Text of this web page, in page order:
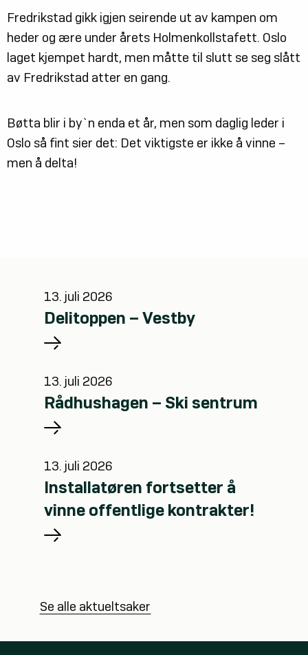
hos oss
Fredrikstad gikk igjen seirende ut av kampen om
heder og ære under årets Holmenkollstafett. Oslo
laget kjempet hardt, men måtte til slutt se seg slått
av Fredrikstad atter en gang.
Bøtta blir i by`n enda et år, men som daglig leder i
Oslo så fint sier det: Det viktigste er ikke å vinne –
men å delta!
13. juli 2026
Delitoppen – Vestby
13. juli 2026
Rådhushagen – Ski sentrum
13. juli 2026
Installatøren fortsetter å
vinne offentlige kontrakter!
Se alle aktueltsaker